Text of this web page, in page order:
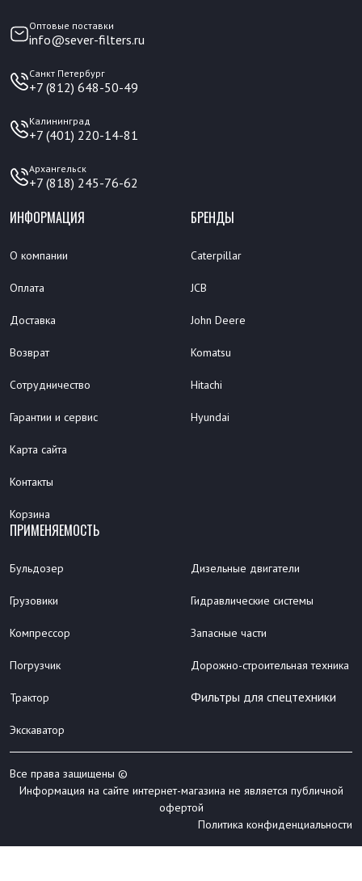
Оптовые поставки
info@sever-filters.ru
Санкт Петербург
+7 (812) 648-50-49
Калининград
+7 (401) 220-14-81
Архангельск
+7 (818) 245-76-62
ИНФОРМАЦИЯ
О компании
Оплата
Доставка
Возврат
Сотрудничество
Гарантии и сервис
Карта сайта
Контакты
Корзина
БРЕНДЫ
Caterpillar
JCB
John Deere
Komatsu
Hitachi
Hyundai
ПРИМЕНЯЕМОСТЬ
Бульдозер
Грузовики
Компрессор
Погрузчик
Трактор
Экскаватор
Дизельные двигатели
Гидравлические системы
Запасные части
Дорожно-строительная техника
Фильтры для спецтехники
Все права защищены ©
Информация на сайте интернет-магазина не является публичной
офертой
Политика конфиденциальности